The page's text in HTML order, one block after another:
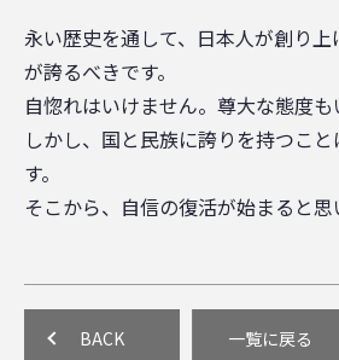
永い歴史を通して、日本人が創り
が誇るべきです。
自惚れはいけません。尊大な態度も
しかし、国と民族に誇りを持つこ
す。
そこから、自信の復活が始まると思
BACK 一覧に戻る